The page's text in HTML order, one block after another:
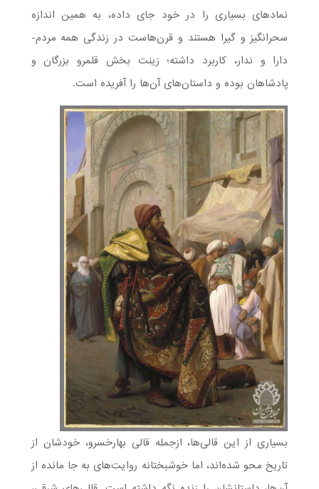
نمادهای بسیاری را در خود جای داده، به همین اندازه
سحرانگیز و گیرا هستند و قرن‌هاست در زندگی همه مردم-
دارا و ندار، کاربرد داشته؛ زینت بخش قلمرو بزرگان و
پادشاهان بوده و داستان‌های آن‌ها را آفریده است.
بسیاری از این قالی‌ها، ازجمله قالی بهارخسرو، خودشان از
تاریخ محو شده‌اند، اما خوشبختانه روایت‌های به جا مانده از